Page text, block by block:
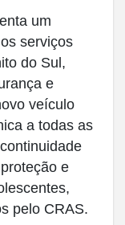
um
serviços
do Sul,
e
veículo
a todas as
e
pelo CRAS.